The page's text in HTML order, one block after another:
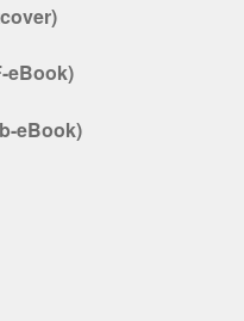
eBook)
eBook)